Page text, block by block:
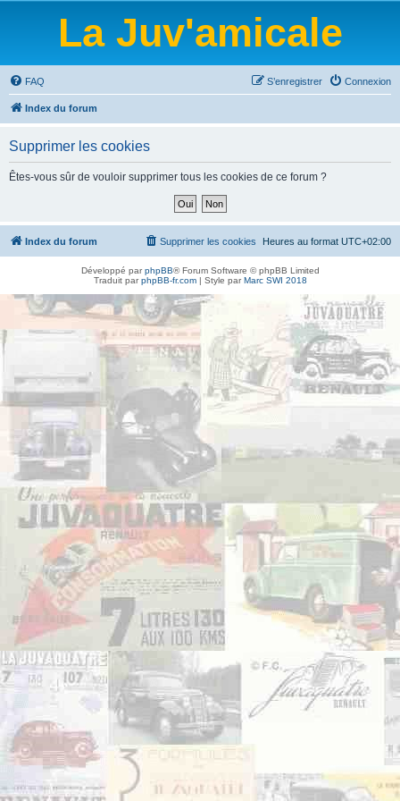
La Juv'amicale
FAQ Connexion
S’enregistrer
Index du forum
Supprimer les cookies
Êtes-vous sûr de vouloir supprimer tous les cookies de ce forum ?
Index du forum Heures au format UTC+02:00
Supprimer les cookies
Développé parphpBB® Forum Software © phpBB Limited
Traduit parphpBB-fr.com| Style parMarc SWI 2018